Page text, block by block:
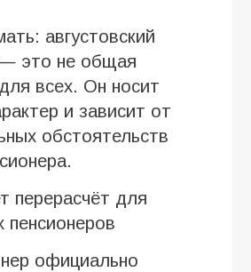
августовский
— это не общая
всех. Он носит
и зависит от
обстоятельств
перерасчёт для
официально